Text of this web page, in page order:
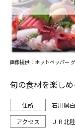
旬の食材を楽し
石川県
ＪＲ北
画像提供：ホットペッパー